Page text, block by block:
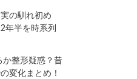
の馴れ初め
年半を時系列
か整形疑惑？昔
変化まとめ！